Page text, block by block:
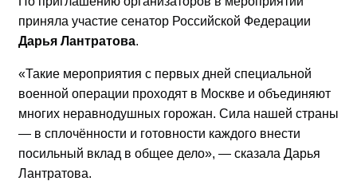
приняла участие сенатор Российской Федерации
Дарья Лантратова.
«Такие мероприятия с первых дней специальной
военной операции проходят в Москве и объединяют
многих неравнодушных горожан. Сила нашей страны
— в сплочённости и готовности каждого внести
посильный вклад в общее дело», — сказала Дарья
Лантратова.